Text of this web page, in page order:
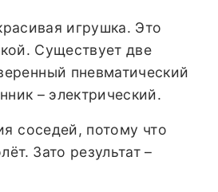
игрушка. Это
Существует две
пневматический
– электрический.
соседей, потому что
Зато результат –